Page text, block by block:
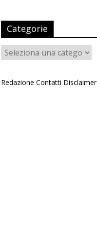
Categorie
Categorie
Redazione Contatti Disclaimer